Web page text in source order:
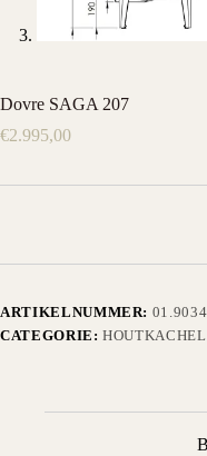
Dovre SAGA 207
€2.995,00
ARTIKELNUMMER:
CATEGORIE: